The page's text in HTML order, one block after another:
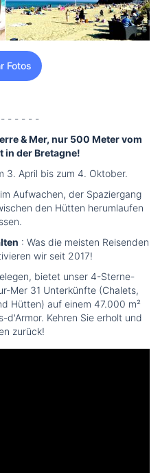
Fotos
- - - - -
& Mer, nur 500 Meter vom
in der Bretagne!
3. April bis zum 4. Oktober.
Aufwachen, der Spaziergang
den Hütten herumlaufen
: Was die meisten Reisenden
wir seit 2017!
bietet unser 4-Sterne-
Mer 31 Unterkünfte (Chalets,
Hütten) auf einem 47.000 m²
d'Armor. Kehren Sie erholt und
zurück!